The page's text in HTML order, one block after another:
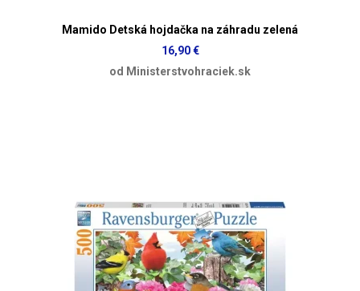
Mamido Detská hojdačka na záhradu zelená
16,90 €
od Ministerstvohraciek.sk